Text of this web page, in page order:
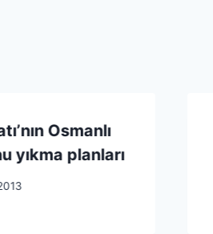
Osmanlı
yıkma planları